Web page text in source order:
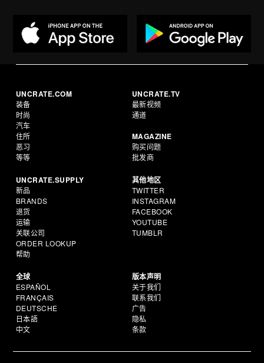
UNCRATE.COM
装备
时尚
汽车
住所
恶习
等等
UNCRATE.TV
最新视频
通道
MAGAZINE
购买问题
批发商
UNCRATE.SUPPLY
新品
BRANDS
退货
运输
关联公司
ORDER LOOKUP
帮助
其他地区
TWITTER
INSTAGRAM
FACEBOOK
YOUTUBE
TUMBLR
全球
ESPAÑOL
FRANÇAIS
DEUTSCHE
日本語
中文
版本声明
关于我们
联系我们
广告
隐私
条款